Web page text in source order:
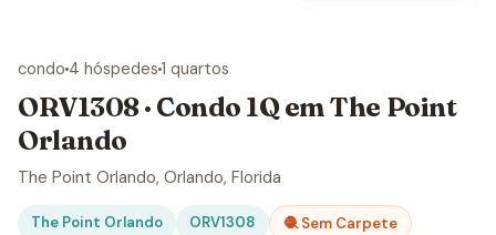
condo 4 hóspedes 1 quartos
ORV1308 · Condo 1Q em The Point
Orlando
The Point Orlando, Orlando, Florida
The Point Orlando ORV1308
🧶 Sem Carpete